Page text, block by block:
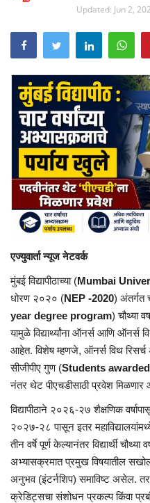
Updated: Jun 2,
एज्युवार्ता न्यूज नेटवर्क
मुंबई विद्यापीठाच्या (Mumbai
धोरण २०२० (NEP -2020) अंतर्गत
year degree program) चौथ्या
यामुळे विद्यार्थ्यांना ऑनर्स आणि ऑनर्स
आहेत. विशेष म्हणजे, ऑनर्स विथ रिसर्च
सीजीपीए गुण (Students
नंतर थेट पीएचडीसाठी प्रवेश मिळणार
विद्यापीठाने २०२६-२७ शैक्षणिक
२०२७-२८ पासून इतर
तीन वर्षे पूर्ण केल्यानंतर विद्यार्थी
अभ्यासक्रमात प्रमुख विषयातील
अनुभव (इंटर्नशिप) समाविष्ट असेल. तर
क्रेडिट्सचा संशोधन प्रकल्प किंवा